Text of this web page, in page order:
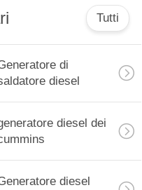
Tutti
di
diesel
diesel dei
diesel